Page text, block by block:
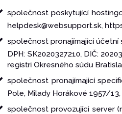
společnost poskytující
helpdesk@websupport.sk,
společnost pronajímající účetní
DPH: SK2020327210, DIČ:
registri Okresného súdu
společnost pronajímající
Pole, Milady Horákové 1957/13,
společnost provozující server